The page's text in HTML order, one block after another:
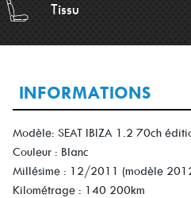
Tissu
INFORMATIONS
Modèle: SEAT IBIZA 1.2 70ch
Couleur : Blanc
Millésime : 12/2011 (modèle
Kilométrage : 140 200km